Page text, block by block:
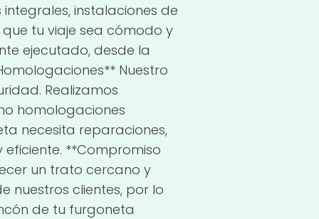
instalaciones de
tu viaje sea cómodo y
ejecutado, desde la
Nuestro
Realizamos
homologaciones
necesita reparaciones,
**Compromiso
un trato cercano y
nuestros clientes, por lo
de tu furgoneta